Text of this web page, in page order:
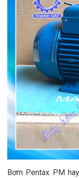
Bơm Pentax PM